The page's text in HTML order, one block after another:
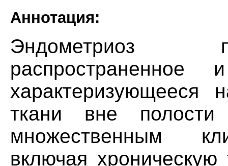
Аннотация:
Эндометриоз
распространенное
характеризующееся
ткани вне
множественным
включая